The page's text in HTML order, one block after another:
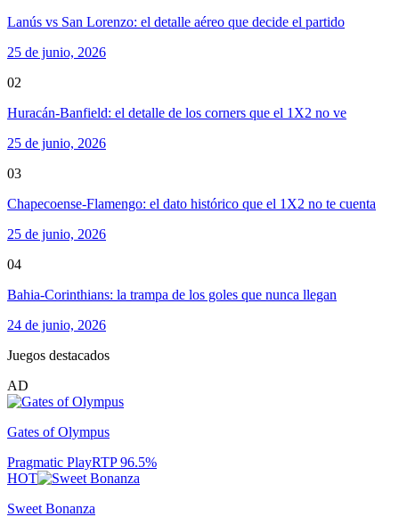
Lanús vs San Lorenzo: el detalle aéreo que decide el partido
25 de junio, 2026
02
Huracán-Banfield: el detalle de los corners que el 1X2 no ve
25 de junio, 2026
03
Chapecoense-Flamengo: el dato histórico que el 1X2 no te cuenta
25 de junio, 2026
04
Bahia-Corinthians: la trampa de los goles que nunca llegan
24 de junio, 2026
Juegos destacados
AD
Gates of Olympus
Pragmatic PlayRTP96.5%
HOT
Sweet Bonanza